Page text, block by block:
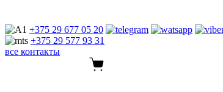
+375 29 677 05 20
+375 29 577 93 31
все контакты